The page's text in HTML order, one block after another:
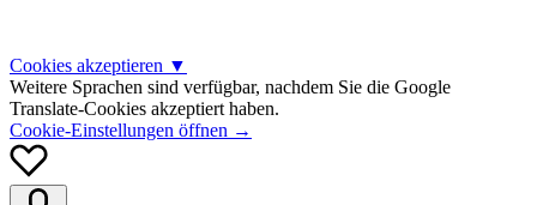
Cookies akzeptieren ▼
Weitere Sprachen sind verfügbar, nachdem Sie die Google
Translate-Cookies akzeptiert haben.
Cookie-Einstellungen öffnen →